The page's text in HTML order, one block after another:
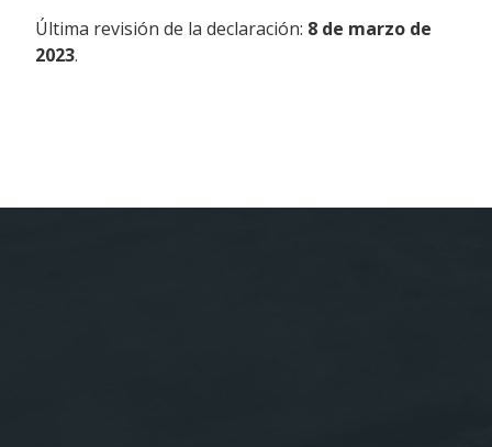
Última revisión de la declaración: 8 de marzo de
2023.